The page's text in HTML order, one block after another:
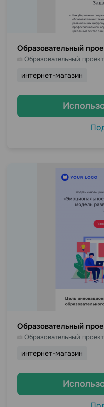
Образовательный
Образовательный проект
интернет-магазин
Образовательный
Образовательный
интернет-магазин